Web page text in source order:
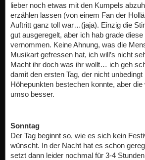
lieber noch etwas mit den Kumpels
erzählen lassen (von einem Fan der
Auftritt ganz toll war…(jaja). Einzig die
gut ausgeregelt, aber ich hab grade
vernommen. Keine Ahnung, was die
Musikart gefressen hat, ich will’s nicht
Macht ihr doch was ihr wollt… ich geh
damit den ersten Tag, der nicht unbedingt
Höhepunkten bestechen konnte, aber
umso besser.
Sonntag
Der Tag beginnt so, wie es sich kein
wünscht. In der Nacht hat es schon
setzt dann leider nochmal für 3-4